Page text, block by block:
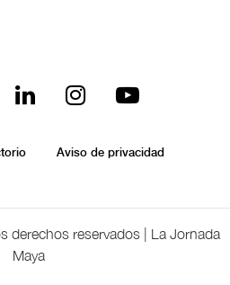
Aviso de privacidad
derechos reservados | La Jornada
Maya